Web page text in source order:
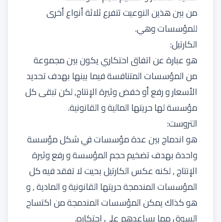
من بين هذين النوعيت تتفرع ثلاثة أنواع أخرى
للمؤسسات وهي.
الكارتيل:
هو عبارة عن اتفاق احتكاري يكون بين مجموعة
من المؤسسات المتنافسة فيما بينها بهدف تحديد
الأسعار و رفع أو خفض وثيرة الإنتاج, لكن تبقى كل
مؤسسة لها حريتها المالية و القانونية.
التروست:
هو اندماج بين عدة مؤسسات في شكل مؤسسة
واحدة بهدف تضخيم حجم المؤسسة و رفع وثيرة
الإنتاج , لكنه عكس الكارتيل بحيت لا تفقد فيه كل
المؤسسات المندمجة حريتها القانونية و المادية , و
هو كذاك يمكن المؤسسات المندمجة من اكتساح
السوق مما يساعدهم على احتكاره.